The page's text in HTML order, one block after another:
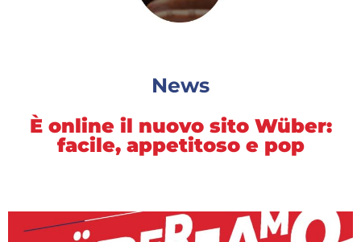
News
È online il nuovo sito Wüber:
facile, appetitoso e pop